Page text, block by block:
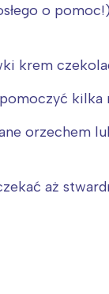
o
krem
orzechem
aż